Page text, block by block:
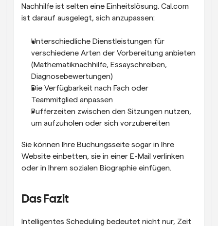
Nachhilfe ist selten eine Einheitslösung. Cal.com
ist darauf ausgelegt, sich anzupassen:
Unterschiedliche Dienstleistungen für
verschiedene Arten der Vorbereitung anbieten
(Mathematiknachhilfe, Essayschreiben,
Diagnosebewertungen)
Die Verfügbarkeit nach Fach oder
Teammitglied anpassen
Pufferzeiten zwischen den Sitzungen nutzen,
um aufzuholen oder sich vorzubereiten
Sie können Ihre Buchungsseite sogar in Ihre
Website einbetten, sie in einer E-Mail verlinken
oder in Ihrem sozialen Biographie einfügen.
Das Fazit
Intelligentes Scheduling bedeutet nicht nur, Zeit